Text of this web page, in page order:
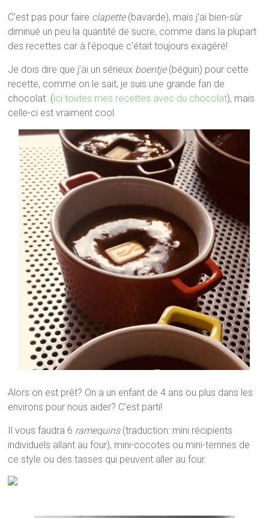
C’est pas pour faire clapette (bavarde), mais j’ai bien-sûr
diminué un peu la quantité de sucre, comme dans la plupart
des recettes car à l’époque c’était toujours exagéré!
Je dois dire que j’ai un sérieux boentje(béguin) pour cette
recette, comme on le sait, je suis une grande fan de
chocolat. (ici toutes mes recettes avec du chocolat), mais
celle-ci est vraiment cool.
Alors on est prêt? On a un enfant de 4 ans ou plus dans les
environs pour nous aider? C’est parti!
Il vous faudra 6 ramequins (traduction: mini récipients
individuels allant au four), mini-cocotes ou mini-terrines de
ce style ou des tasses qui peuvent aller au four.